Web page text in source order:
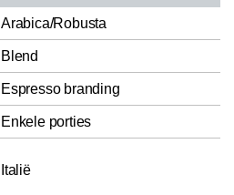
Arabica/Robusta
Blend
Espresso branding
Enkele porties
Italië